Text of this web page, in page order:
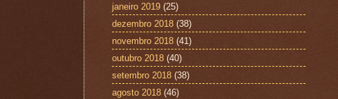
janeiro 2019 (25)
dezembro 2018 (38)
novembro 2018 (41)
outubro 2018 (40)
setembro 2018 (38)
agosto 2018 (46)